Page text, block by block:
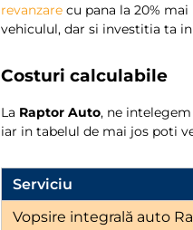
revanzare cu pana la 20%
vehiculul, dar si investitia ta
Costuri calculabile
La Raptor Auto, ne
iar in tabelul de mai jos poti
Serviciu
Vopsire integrală auto